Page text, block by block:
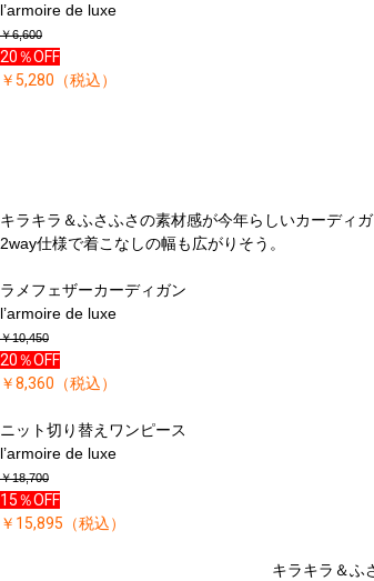
l’armoire de luxe
￥6,600
20％OFF
￥5,280（税込）
キラキラ＆ふさふさの素材感が今年らしいカーディ
2way仕様で着こなしの幅も広がりそう。
ラメフェザーカーディガン
l’armoire de luxe
￥10,450
20％OFF
￥8,360（税込）
ニット切り替えワンピース
l’armoire de luxe
￥18,700
15％OFF
￥15,895（税込）
キラキラ＆ふ